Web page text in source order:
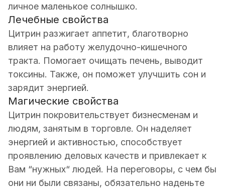
личное маленькое солнышко.
Лечебные свойства
Цитрин разжигает аппетит, благотворно
влияет на работу желудочно-кишечного
тракта. Помогает очищать печень, выводит
токсины. Также, он поможет улучшить сон и
зарядит энергией.
Магические свойства
Цитрин покровительствует бизнесменам и
людям, занятым в торговле. Он наделяет
энергией и активностью, способствует
проявлению деловых качеств и привлекает к
Вам “нужных“ людей. На переговоры, с чем бы
они ни были связаны, обязательно наденьте